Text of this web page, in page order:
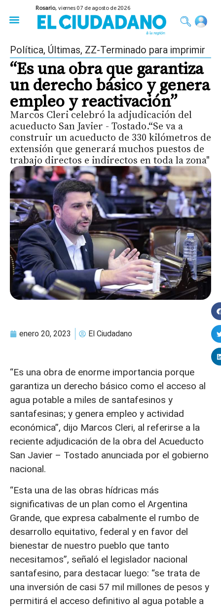
Rosario,viernes 07 de agosto de 2026
Política, Últimas, ZZ-Terminado para imprimir
“Es una obra que garantiza
un derecho básico y genera
empleo y reactivación”
Marcos Cleri celebró la adjudicación del
acueducto San Javier - Tostado.“Se va a
construir un acueducto de 330 kilómetros de
extensión que generará muchos puestos de
trabajo directos e indirectos en toda la zona"
enero 20, 2023 El Ciudadano
“Es una obra de enorme importancia porque
garantiza un derecho básico como el acceso al
agua potable a miles de santafesinos y
santafesinas; y genera empleo y actividad
económica”, dijo Marcos Cleri, al referirse a la
reciente adjudicación de la obra del Acueducto
San Javier – Tostado anunciada por el gobierno
nacional.
“Esta una de las obras hídricas más
significativas de un plan como el Argentina
Grande, que expresa cabalmente el rumbo de
desarrollo equitativo, federal y en favor del
bienestar de nuestro pueblo que tanto
necesitamos”, señaló el legislador nacional
santafesino, para destacar luego: “se trata de
una inversión de casi 57 mil millones de pesos y
permitirá el acceso definitivo al agua potable a